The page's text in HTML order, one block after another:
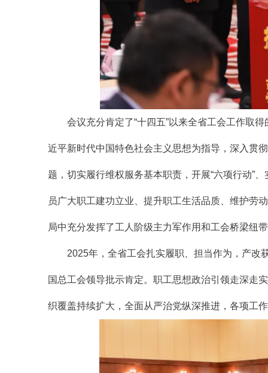
会议充分肯定了“十四五”以来全省工会工作取
近平新时代中国特色社会主义思想为指导，深入贯
题，切实履行维权服务基本职责，开展“六项行动”
员广大职工建功立业、提升职工生活品质、维护劳
局中充分发挥了工人阶级主力军作用和工会桥梁纽
2025年，全省工会扎实履职、担当作为，产改
国总工会领导批示肯定。职工思想政治引领走深走
织覆盖持续扩大，全面从严治党纵深推进，各项工